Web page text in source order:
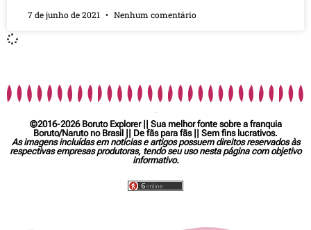
7 de junho de 2021 Nenhum comentário
©2016-2026 Boruto Explorer || Sua melhor fonte sobre a franquia
Boruto/Naruto no Brasil || De fãs para fãs || Sem fins lucrativos.
As imagens incluídas em notícias e artigos possuem direitos reservados às
respectivas empresas produtoras, tendo seu uso nesta página com objetivo
informativo.